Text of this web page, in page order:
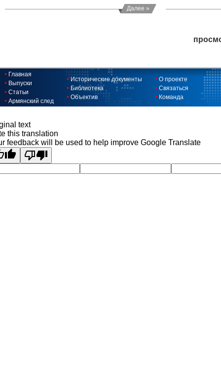
Далее »
Главная
Выпуски
Статьи
Армянский след
Исторические документы
Библиотека
Объектив
О проекте
Связаться
Команда
text
this translation
feedback will be used to help improve Google Translate